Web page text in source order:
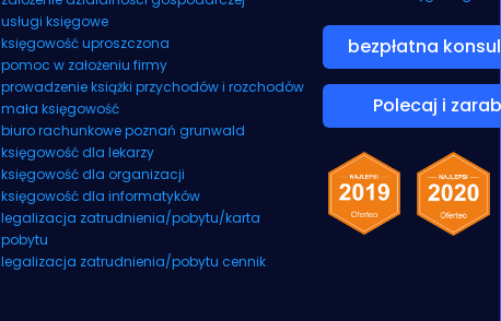
usługi księgowe
księgowość uproszczona
pomoc w założeniu firmy
prowadzenie książki przychodów i rozchodów
mała księgowość
biuro rachunkowe poznań grunwald
księgowość dla lekarzy
księgowość dla organizacji
księgowość dla informatyków
legalizacja zatrudnienia/pobytu/karta
pobytu
legalizacja zatrudnienia/pobytu cennik
bezpłatna
Polecaj i